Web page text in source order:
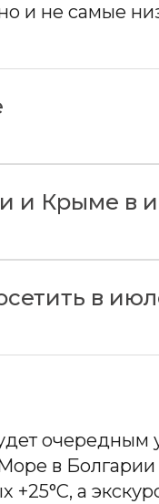
и не самые
и Крыме в
в
в Болгарии
+25°C, а